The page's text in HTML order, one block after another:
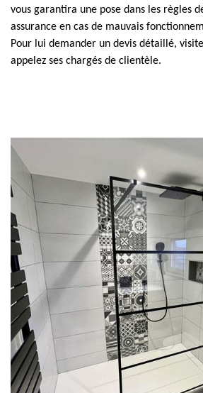
vous garantira une pose dans les règles
assurance en cas de mauvais
Pour lui demander un devis détaillé,
appelez ses chargés de clientèle.